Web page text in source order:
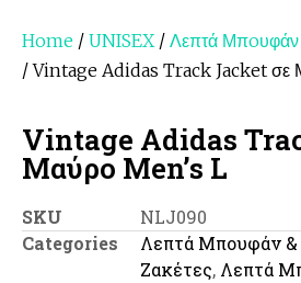
Home / UNISEX/ Λεπτά Μπoυφάν
/ Vintage Adidas Track Jacket σε
Vintage Adidas
Μαύρο Men’s L
SKU
NLJ090
Categories
Λεπτά Μπoυφάν &
Ζακέτες, Λεπτά